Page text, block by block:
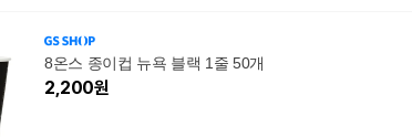
8온스 종이컵 뉴욕 블랙 1줄 50개
2,200원